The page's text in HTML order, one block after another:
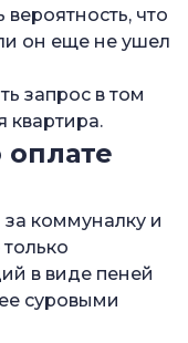
что
он еще не ушел
запрос в том
квартира.
коммуналку и
в виде пеней
суровыми